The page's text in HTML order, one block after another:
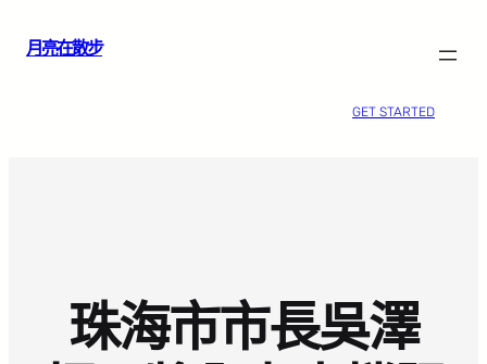
月亮在散步
GET STARTED
珠海市市長吳澤